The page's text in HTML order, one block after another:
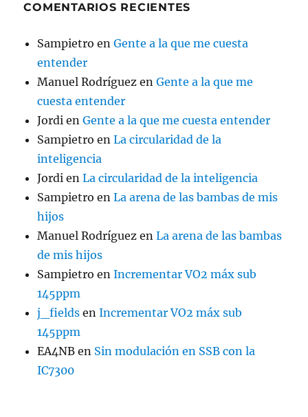
COMENTARIOS RECIENTES
Sampietro enGente a la que me cuesta
entender
Manuel Rodríguez enGente a la que me
cuesta entender
Jordi enGente a la que me cuesta entender
Sampietro enLa circularidad de la
inteligencia
Jordi enLa circularidad de la inteligencia
Sampietro enLa arena de las bambas de mis
hijos
Manuel Rodríguez enLa arena de las bambas
de mis hijos
Sampietro enIncrementar VO2 máx sub
145ppm
j_fields enIncrementar VO2 máx sub
145ppm
EA4NB en Sin modulación en SSB con la
IC7300